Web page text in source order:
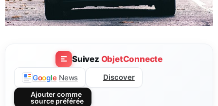
Suivez ObjetConnecte
Google News Discover
Ajouter comme
source préférée